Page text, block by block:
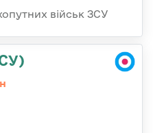
військ ЗСУ